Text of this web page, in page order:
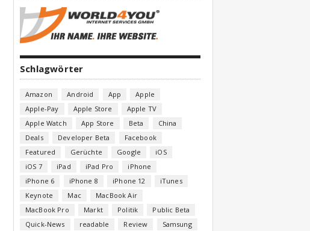
Schlagwörter
Amazon Android App
Apple
Apple-Pay
Apple Store
Apple TV
Apple Watch
App Store Beta
China
Deals
Developer Beta
Facebook
Featured
Gerüchte Google
iOS
iOS 7
iPad iPad Pro
iPhone
iPhone 6
iPhone 8 iPhone 12
iTunes
Keynote
Mac
MacBook Air
MacBook Pro
Markt Politik
Public Beta
Quick-News
readable Review
Samsung